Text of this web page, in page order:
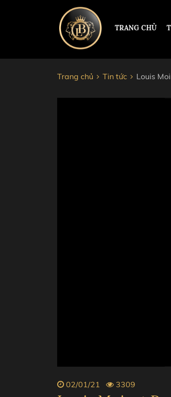
TRANG CHỦ
ĐỒNG HỒ HERMLE
Trang chủ Tin tức Louis
02/01/21 3309